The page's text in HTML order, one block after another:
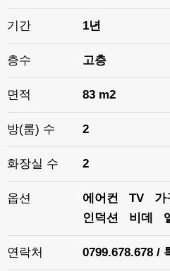
기간 1년
층수 고층
면적 83 m2
방(룸) 수 2
화장실 수 2
옵션 에어컨 TV 가
인덕션
비데
연락처 0799.678.678 /